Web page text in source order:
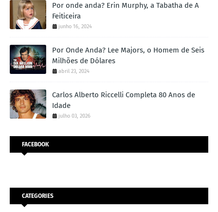
Por onde anda? Erin Murphy, a Tabatha de A
Feiticeira
junho 16, 2024
Por Onde Anda? Lee Majors, o Homem de Seis
Milhões de Dólares
abril 23, 2024
Carlos Alberto Riccelli Completa 80 Anos de
Idade
julho 03, 2026
FACEBOOK
CATEGORIES